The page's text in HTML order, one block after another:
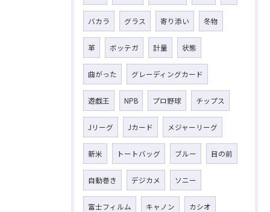
バカラ グラス 寄り添い 冬物
革 ボッテガ 計量 状態
曲がった グレーディングカード
遊戯王 NPB プロ野球 チップス
Jリーグ Jカード メジャーリーグ
新米 トートバッグ ブルー 目の前
自動巻き デジカメ ソニー
富士フィルム キャノン カシオ